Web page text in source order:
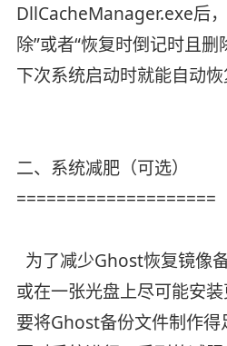
DllCacheManager.exe后
除”或者“恢复时倒记时且
下次系统启动时就能自动恢
二、系统减肥（可选）
====================
为了减少Ghost恢复镜像
或在一张光盘上尽可能安
要将Ghost备份文件制作得